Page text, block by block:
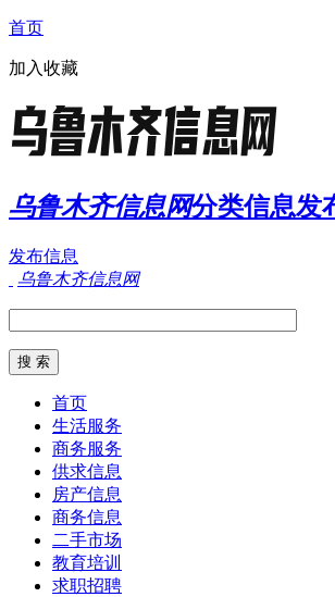
首页
加入收藏
乌鲁木齐信息网分类信息发
发布信息
乌鲁木齐信息网
首页
生活服务
商务服务
供求信息
房产信息
商务信息
二手市场
教育培训
求职招聘